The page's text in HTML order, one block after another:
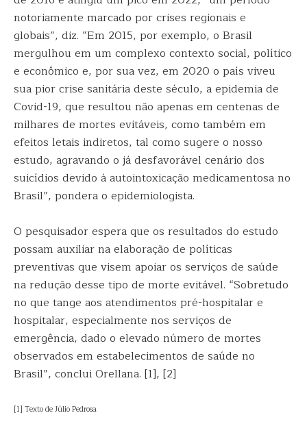
notoriamente marcado por crises regionais e
globais”, diz. “Em 2015, por exemplo, o Brasil
mergulhou em um complexo contexto social, político
e econômico e, por sua vez, em 2020 o país viveu
sua pior crise sanitária deste século, a epidemia de
Covid-19, que resultou não apenas em centenas de
milhares de mortes evitáveis, como também em
efeitos letais indiretos, tal como sugere o nosso
estudo, agravando o já desfavorável cenário dos
suicídios devido à autointoxicação medicamentosa no
Brasil”, pondera o epidemiologista.
O pesquisador espera que os resultados do estudo
possam auxiliar na elaboração de políticas
preventivas que visem apoiar os serviços de saúde
na redução desse tipo de morte evitável. “Sobretudo
no que tange aos atendimentos pré-hospitalar e
hospitalar, especialmente nos serviços de
emergência, dado o elevado número de mortes
observados em estabelecimentos de saúde no
Brasil”, conclui Orellana. [1], [2]
[1] Texto de Júlio Pedrosa